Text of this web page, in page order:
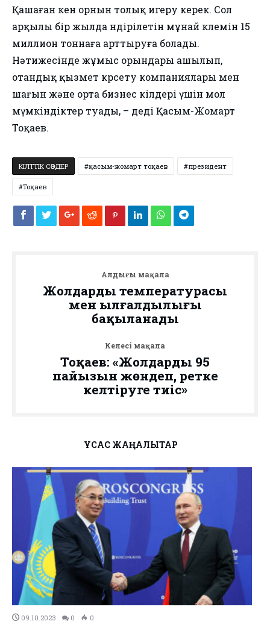
Қашаған кен орнын толық игеру керек. Сол
арқылы бір жылда өндірілетін мұнай көлемін 15
миллион тоннаға арттыруға болады.
Нәтижесінде жұмыс орындары ашылып,
отандық қызмет көрсету компаниялары мен
шағын және орта бизнес өкілдері үшін мол
мүмкіндіктер туады, – деді Қасым-Жомарт
Тоқаев.
КІЛТТІК СӨЗДЕР қасым-жомарт тоқаев президент
Тоқаев
Алдыңғы мақала
Жолдардың температурасы
мен ылғалдылығы
бақыланады
Келесі мақала
Тоқаев: «Жолдардың 95
пайызын жөндеп, ретке
келтіруге тиіс»
ҰҚСАС ЖАҢАЛЫҚТАР
09.10.2023 0 0